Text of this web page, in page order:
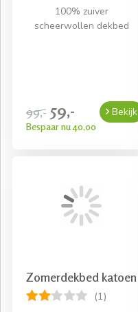
100% zuiver
scheerwollen dekbed
99,- 59,-
Bespaar nu 40,00
Bekijk
Zomerdekbed katoen
(1)